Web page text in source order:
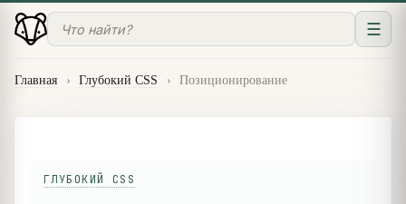
☰
Главная › Глубокий CSS › Позиционирование
ГЛУБОКИЙ CSS